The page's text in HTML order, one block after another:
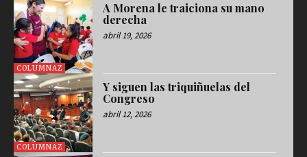
COLUMNAZ
A Morena le traiciona su mano
derecha
abril 19, 2026
COLUMNAZ
Y siguen las triquiñuelas del
Congreso
abril 12, 2026